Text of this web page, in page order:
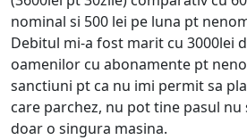
nominal si 500 lei pe luna pt
Debitul mi-a fost marit cu 3000lei
oamenilor cu abonamente pt
sanctiuni pt ca nu imi permit sa
care parchez, nu pot tine pasul nu
doar o singura masina.